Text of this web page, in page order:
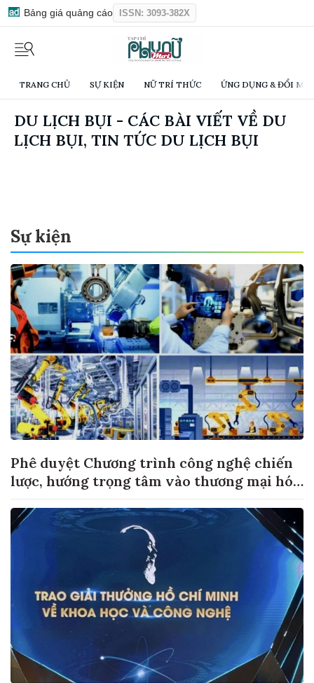
Bảng giá quảng cáo ISSN: 3093-382X
TRANG CHỦ SỰ KIỆN NỮ TRÍ THỨC ỨNG DỤNG & ĐỔI
DU LỊCH BỤI - CÁC BÀI VIẾT VỀ DU
LỊCH BỤI, TIN TỨC DU LỊCH BỤI
Sự kiện
Phê duyệt Chương trình công nghệ chiến
lược, hướng trọng tâm vào thương mại hóa